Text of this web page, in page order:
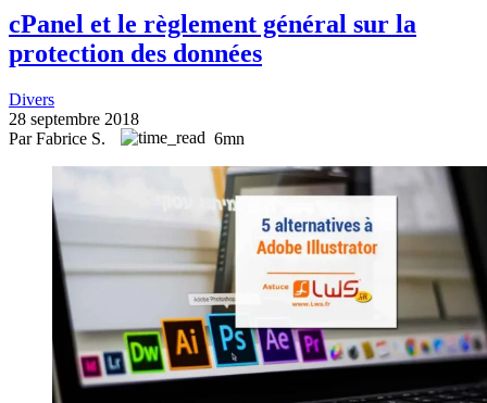
cPanel et le règlement général sur la
protection des données
Divers
28 septembre 2018
Par Fabrice S.
6mn